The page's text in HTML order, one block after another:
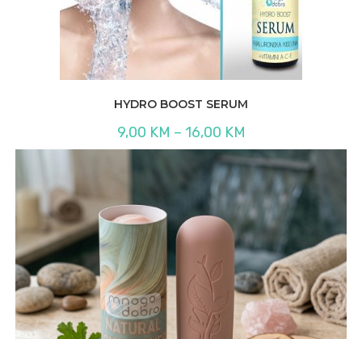
HYDRO BOOST SERUM
9,00 KM – 16,00 KM
od
9,00 KM
do
16,00 KM